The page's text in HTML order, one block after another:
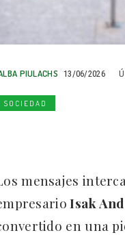
PIULACHS 13/06/2026
SOCIEDAD
mensajes
Isak
en una